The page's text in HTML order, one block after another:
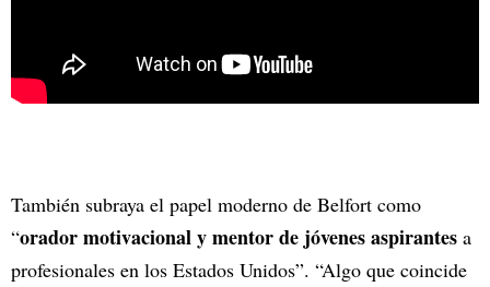
También subraya el papel moderno de Belfort como
“orador motivacional y mentor de jóvenes aspirantes a
profesionales en los Estados Unidos”. “Algo que coincide